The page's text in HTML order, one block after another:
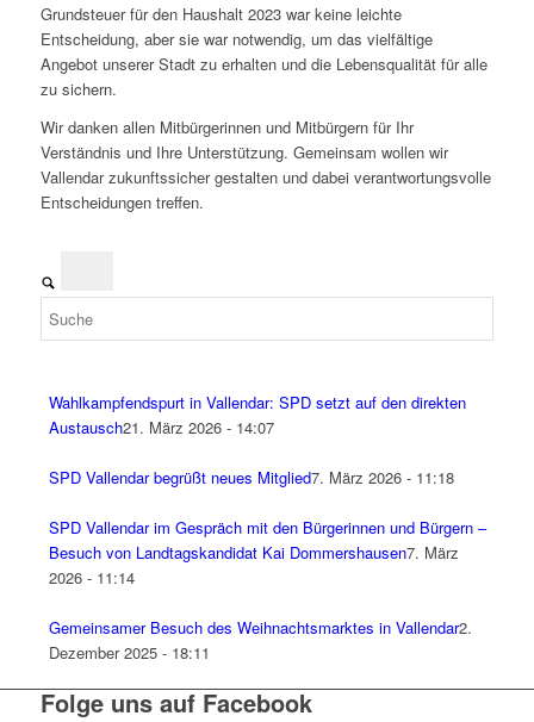
Grundsteuer für den Haushalt 2023 war keine leichte
Entscheidung, aber sie war notwendig, um das vielfältige
Angebot unserer Stadt zu erhalten und die Lebensqualität für alle
zu sichern.
Wir danken allen Mitbürgerinnen und Mitbürgern für Ihr
Verständnis und Ihre Unterstützung. Gemeinsam wollen wir
Vallendar zukunftssicher gestalten und dabei verantwortungsvolle
Entscheidungen treffen.
Wahlkampfendspurt in Vallendar: SPD setzt auf den direkten
Austausch21. März 2026 - 14:07
SPD Vallendar begrüßt neues Mitglied7. März 2026 - 11:18
SPD Vallendar im Gespräch mit den Bürgerinnen und Bürgern –
Besuch von Landtagskandidat Kai Dommershausen7. März
2026 - 11:14
Gemeinsamer Besuch des Weihnachtsmarktes in Vallendar2.
Dezember 2025 - 18:11
Folge uns auf Facebook